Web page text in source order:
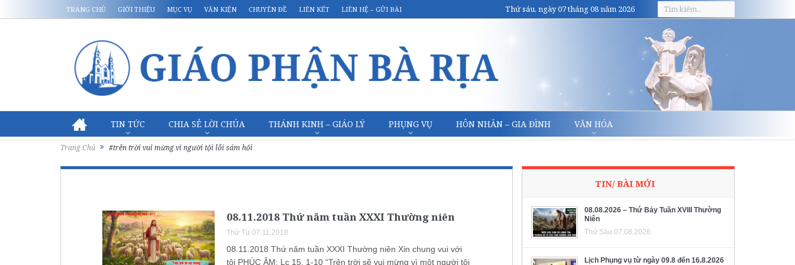
TRANG CHỦ GIỚI THIỆU MỤC VỤ VĂN KIỆN CHUYÊN ĐỀ LIÊN KẾT LIÊN HỆ – GỬI BÀI Thứ sáu, ngày 07 tháng 08 năm 2026
TIN TỨC CHIA SẺ LỜI CHÚA THÁNH KINH – GIÁO LÝ PHỤNG VỤ HÔN NHÂN – GIA ĐÌNH VĂN HÓA
Trang Chủ #trên trời vui mừng vì người tội lỗi sám hối
08.11.2018 Thứ năm tuần XXXI Thường niên
Thứ Tư 07.11.2018
08.11.2018 Thứ năm tuần XXXI Thường niên Xin chung vui với
tôi PHÚC ÂM: Lc 15, 1-10 “Trên trời sẽ vui mừng vì một người tội
TIN/ BÀI MỚI
08.08.2026 – Thứ Bảy Tuần XVIII Thường
Niên
Thứ Sáu 07.08.2026
Lịch Phụng vụ từ ngày 09.8 đến 16.8.2026